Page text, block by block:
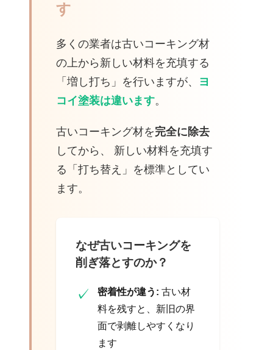
す
多くの業者は古いコーキング材
の上から新しい材料を充填する
「増し打ち」を行いますが、 ヨ
コイ塗装は違います。
古いコーキング材を完全に除去
してから、 新しい材料を充填す
る「打ち替え」を標準としてい
ます。
なぜ古いコーキングを
削ぎ落とすのか？
✓ 密着性が違う: 古い材
料を残すと、新旧の界
面で剥離しやすくなり
ます